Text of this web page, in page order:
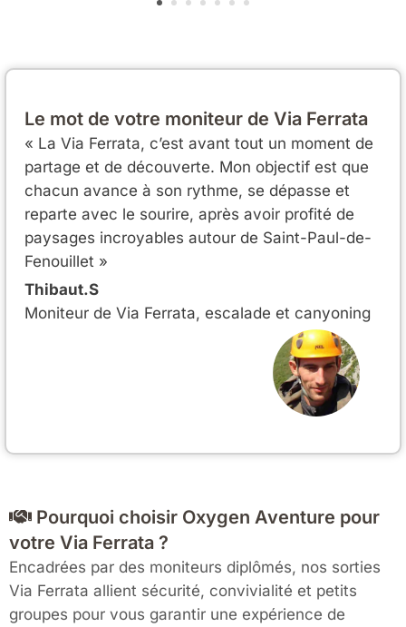
« La Via Ferrata, c’est avant tout un moment de
partage et de découverte. Mon objectif est que
chacun avance à son rythme, se dépasse et
reparte avec le sourire, après avoir profité de
paysages incroyables autour de Saint-Paul-de-
Fenouillet »
Thibaut.S
Moniteur de Via Ferrata, escalade et canyoning
Le mot de votre moniteur de Via Ferrata
Pourquoi choisir Oxygen Aventure pour
votre Via Ferrata ?
Encadrées par des moniteurs diplômés, nos sorties
Via Ferrata allient sécurité, convivialité et petits
groupes pour vous garantir une expérience de